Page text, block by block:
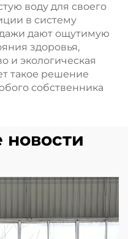
воду для своего
в систему
дают ощутимую
здоровья,
и экологическая
такое решение
собственника